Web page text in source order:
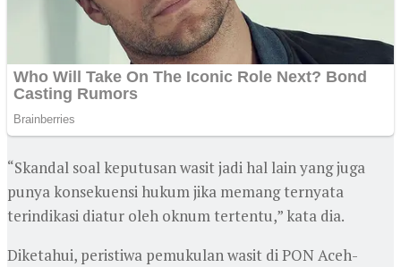
“Skandal soal keputusan wasit jadi hal lain yang juga
punya konsekuensi hukum jika memang ternyata
terindikasi diatur oleh oknum tertentu,” kata dia.
Diketahui, peristiwa pemukulan wasit di PON Aceh-